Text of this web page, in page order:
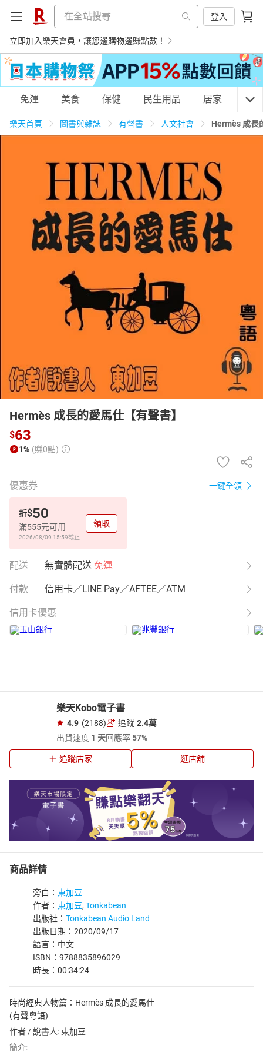
登入
立即加入樂天會員，讓您邊購物邊賺點數！
購物網分類
男裝 化妝保養 情趣用品
電子/紙本書
HOT
免運 美食 保健 民生用品 居家 3C
樂天首頁 圖書與雜誌 有聲書 人文社會 Hermès 成長
Hermès 成長的愛馬仕【有聲書】
$63
1% (賺0點)
優惠券 一鍵全領
折$50
滿555元可用
2026/08/09 15:59截止
領取
配送 無實體配送 免運
付款 信用卡／LINE Pay／AFTEE／ATM
信用卡優惠
樂天Kobo電子書
4.9 (2188) 追蹤 2.4萬
出貨速度 1 天回應率57%
追蹤店家 逛店舖
商品詳情
旁白： 東加豆
作者： 東加豆, Tonkabean
出版社： Tonkabean Audio Land
出版日期：2020/09/17
語言：中文
ISBN：9788835896029
時長：00:34:24
時尚經典人物篇：Hermès 成長的愛馬仕
(有聲粵語)
作者 / 說書人: 東加豆
簡介: